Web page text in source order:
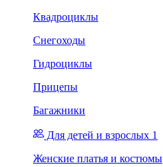
Квадроциклы
Снегоходы
Гидроциклы
Прицепы
Багажники
Для детей и взрослых 1
Женские платья и костюмы